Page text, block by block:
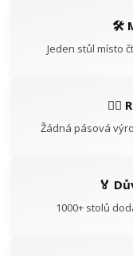
🛠️
Jeden stůl místo
👷‍♂️
Žádná pásová
🏅
1000+ stolů